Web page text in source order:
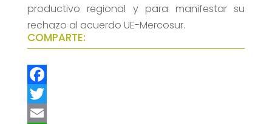
productivo regional y para manifestar su
rechazo al acuerdo UE-Mercosur.
COMPARTE:
F
a
T